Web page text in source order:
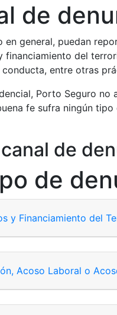
de
general, puedan
del
entre otras
Porto Seguro no
fe sufra ningún tipo
de
de
y Financiamiento del
Acoso Laboral o